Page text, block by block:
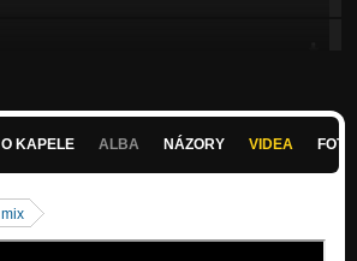
O KAPELE ALBA NÁZORY VIDEA
mix